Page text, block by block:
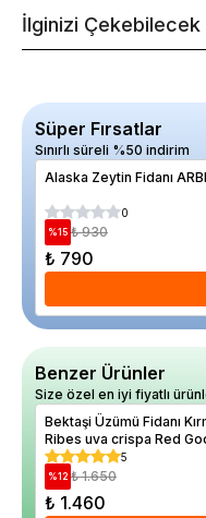
İlginizi Çekebilecek
Süper Fırsatlar
Sınırlı süreli %50 indirim
Alaska Zeytin Fidanı
0
%15 ₺ 930
₺ 790
Benzer Ürünler
Size özel en iyi fiyatlı
Bektaşi Üzümü Fidanı
Ribes uva crispa Red
5
%12 ₺ 1.650
₺ 1.460